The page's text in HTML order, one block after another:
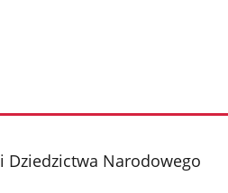
Narodowego